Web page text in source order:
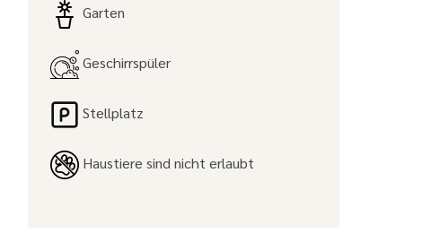
Garten
Geschirrspüler
Stellplatz
Haustiere sind nicht erlaubt